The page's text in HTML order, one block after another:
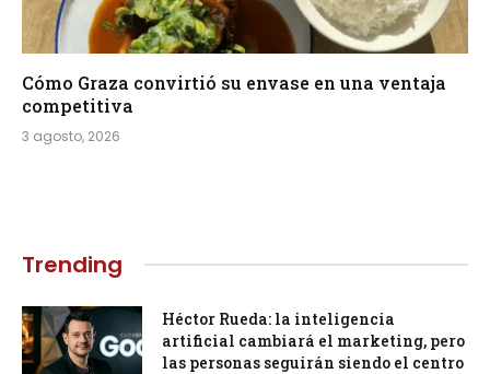
Cómo Graza convirtió su envase en una ventaja
competitiva
3 agosto, 2026
Trending
Héctor Rueda: la inteligencia
artificial cambiará el marketing, pero
las personas seguirán siendo el centro